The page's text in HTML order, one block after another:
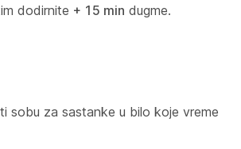
dodirnite + 15 min dugme.
sobu za sastanke u bilo koje vreme